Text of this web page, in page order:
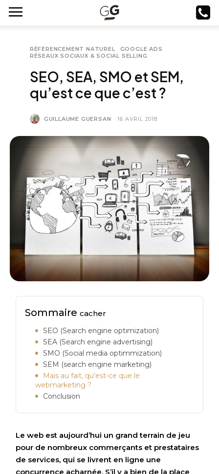
RÉFÉRENCEMENT NATUREL
GOOGLE ADS
RÉSEAUX SOCIAUX & SOCIAL SELLING
SEO, SEA, SMO et SEM,
qu’est ce que c’est ?
GUILLAUME GUERSAN 16 AVRIL 2018
Sommairecacher
SEO (Search engine optimization)
SEA (Search engine advertising)
SMO (Social media optimmization)
SEM (search engine marketing)
Mais au fait, qu’est-ce que le
webmarketing ?
Conclusion
Le web est aujourd’hui un grand terrain de jeu
pour de nombreux commerçants et prestataires
de services, qui se livrent en ligne une
concurrence acharnée. S’il y a bien de la place